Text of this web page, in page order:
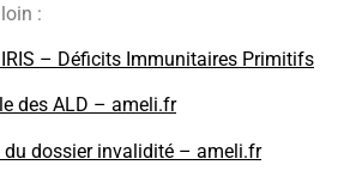
:
– Déficits Immunitaires Primitifs
des ALD – ameli.fr
dossier invalidité – ameli.fr